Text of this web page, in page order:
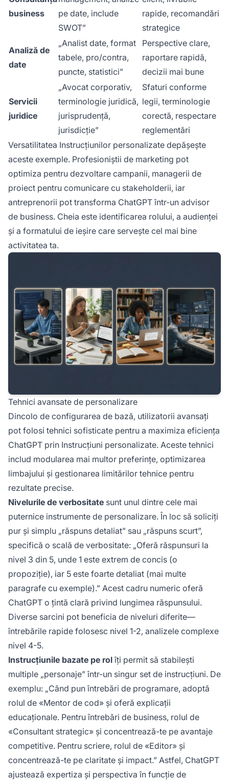
business
pe date, include
SWOT”
rapide, recomandări
strategice
Analiză de
date
„Analist date, format
tabele, pro/contra,
puncte, statistici”
Perspective clare,
raportare rapidă,
decizii mai bune
Servicii
juridice
„Avocat corporativ,
terminologie juridică,
jurisprudență,
jurisdicție”
Sfaturi conforme
legii, terminologie
corectă, respectare
reglementări
Versatilitatea Instrucțiunilor personalizate depășește
aceste exemple. Profesioniștii de marketing pot
optimiza pentru dezvoltare campanii, managerii de
proiect pentru comunicare cu stakeholderii, iar
antreprenorii pot transforma ChatGPT într-un advisor
de business. Cheia este identificarea rolului, a audienței
și a formatului de ieșire care servește cel mai bine
activitatea ta.
Tehnici avansate de personalizare
Dincolo de configurarea de bază, utilizatorii avansați
pot folosi tehnici sofisticate pentru a maximiza eficiența
ChatGPT prin Instrucțiuni personalizate. Aceste tehnici
includ modularea mai multor preferințe, optimizarea
limbajului și gestionarea limitărilor tehnice pentru
rezultate precise.
Nivelurile de verbositate sunt unul dintre cele mai
puternice instrumente de personalizare. În loc să soliciți
pur și simplu „răspuns detaliat” sau „răspuns scurt”,
specifică o scală de verbositate: „Oferă răspunsuri la
nivel 3 din 5, unde 1 este extrem de concis (o
propoziție), iar 5 este foarte detaliat (mai multe
paragrafe cu exemple).” Acest cadru numeric oferă
ChatGPT o țintă clară privind lungimea răspunsului.
Diverse sarcini pot beneficia de niveluri diferite—
întrebările rapide folosesc nivel 1-2, analizele complexe
nivel 4-5.
Instrucțiunile bazate pe rolîți permit să stabilești
multiple „personaje” într-un singur set de instrucțiuni. De
exemplu: „Când pun întrebări de programare, adoptă
rolul de «Mentor de cod» și oferă explicații
educaționale. Pentru întrebări de business, rolul de
«Consultant strategic» și concentrează-te pe avantaje
competitive. Pentru scriere, rolul de «Editor» și
concentrează-te pe claritate și impact.” Astfel, ChatGPT
ajustează expertiza și perspectiva în funcție de